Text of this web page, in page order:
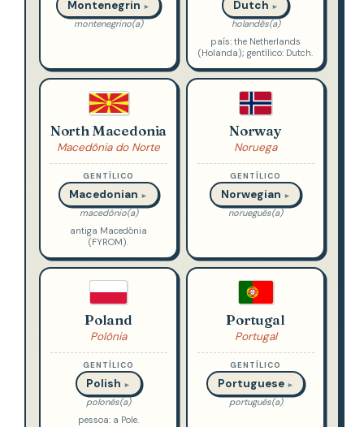
Montenegrin ►
montenegrino(a)
Dutch ►
holandês(a)
país: the Netherlands
(Holanda); gentílico: Dutch.
North Macedonia
Macedônia do Norte
GENTÍLICO
Macedonian ►
macedônio(a)
antiga Macedônia
(FYROM).
Norway
Noruega
GENTÍLICO
Norwegian ►
norueguês(a)
Poland
Polônia
GENTÍLICO
Polish ►
polonês(a)
pessoa: a Pole.
Portugal
Portugal
GENTÍLICO
Portuguese ►
português(a)